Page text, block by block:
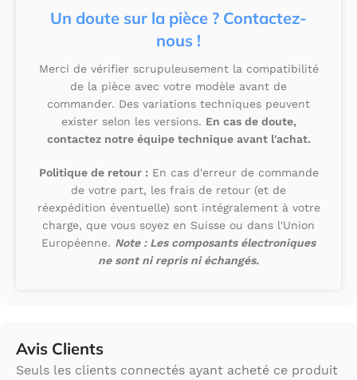
Un doute sur la pièce ? Contactez-
nous !
Merci de vérifier scrupuleusement la compatibilité
de la pièce avec votre modèle avant de
commander. Des variations techniques peuvent
exister selon les versions. En cas de doute,
contactez notre équipe technique avant l'achat.
Politique de retour : En cas d'erreur de commande
de votre part, les frais de retour (et de
réexpédition éventuelle) sont intégralement à votre
charge, que vous soyez en Suisse ou dans l'Union
Européenne. Note : Les composants électroniques
ne sont ni repris ni échangés.
Avis Clients
Seuls les clients connectés ayant acheté ce produit